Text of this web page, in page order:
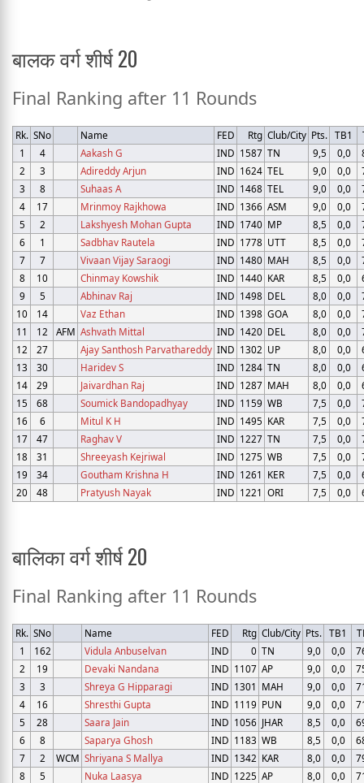
बालक वर्ग शीर्ष 20
Final Ranking after 11 Rounds
Rk. SNo Name FED Rtg Club/City Pts. TB1
1
4 Aakash G IND 1587 TN 9,5 0,0
2
3 Adireddy Arjun IND 1624 TEL 9,0 0,0
3
8 Suhaas A IND 1468 TEL 9,0 0,0
4
17 Mrinmoy Rajkhowa IND 1366 ASM 9,0 0,0
5
2 Lakshyesh Mohan Gupta IND 1740 MP 8,5 0,0
6
1 Sadbhav Rautela IND 1778 UTT 8,5 0,0
7
7 Vivaan Vijay Saraogi IND 1480 MAH 8,5 0,0
8
10 Chinmay Kowshik IND 1440 KAR 8,5 0,0
9
5 Abhinav Raj IND 1498 DEL 8,0 0,0
10
14 Vaz Ethan IND 1398 GOA 8,0 0,0
11
12 AFM Ashvath Mittal IND 1420 DEL 8,0 0,0
12
27 Ajay Santhosh Parvathareddy IND 1302 UP 8,0 0,0
13
30 Haridev S IND 1284 TN 8,0 0,0
14
29 Jaivardhan Raj IND 1287 MAH 8,0 0,0
15
68 Soumick Bandopadhyay IND 1159 WB 7,5 0,0
16
6 Mitul K H IND 1495 KAR 7,5 0,0
17
47 Raghav V IND 1227 TN 7,5 0,0
18
31 Shreeyash Kejriwal IND 1275 WB 7,5 0,0
19
34 Goutham Krishna H IND 1261 KER 7,5 0,0
20
48 Pratyush Nayak IND 1221 ORI 7,5 0,0
बालिका वर्ग शीर्ष 20
Final Ranking after 11 Rounds
Rk. SNo Name FED Rtg Club/City Pts. TB1
1
162 Vidula Anbuselvan IND 0 TN 9,0 0,0
2
19 Devaki Nandana IND 1107 AP 9,0 0,0
3
3 Shreya G Hipparagi IND 1301 MAH 9,0 0,0
4
16 Shresthi Gupta IND 1119 PUN 9,0 0,0
5
28 Saara Jain IND 1056 JHAR 8,5 0,0
6
8 Saparya Ghosh IND 1183 WB 8,5 0,0
7
2 WCM Shriyana S Mallya IND 1342 KAR 8,0 0,0
8
5 Nuka Laasya IND 1225 AP 8,0 0,0